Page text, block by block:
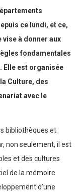
ce lundi, et ce,
vise à donner aux
fondamentales
est organisée
Culture, des
avec le
bibliothèques et
non seulement, il est
et des cultures
de la mémoire
d’une